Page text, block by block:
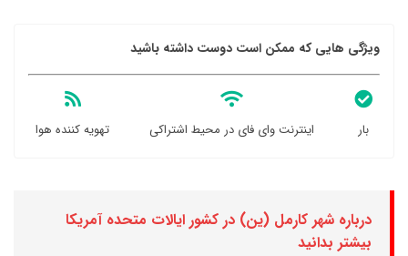
ویژگی هایی که ممکن است دوست داشته باشید
بار اینترنت وای فای در محیط اشتراکی تهویه کننده هوا
درباره شهر کارمل (ین) در کشور ایالات متحده آمریکا
بیشتر بدانید